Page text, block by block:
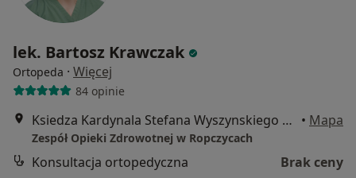
lek. Bartosz Krawczak
Ortopeda · Więcej
84 opinie
Ksiedza Kardynala Stefana Wyszynskiego 54, Ropczyce • Mapa
Zespół Opieki Zdrowotnej w Ropczycach
Konsultacja ortopedyczna
Brak ceny